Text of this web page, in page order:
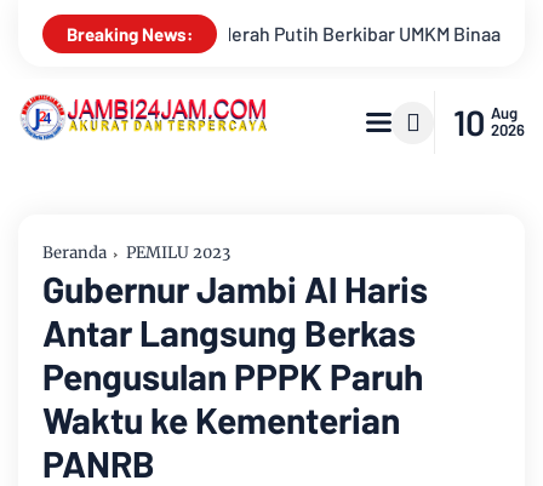
Breaking News:
Binaan Hingga Donor Darah Semarakkan HUT RI Ke-81 Di
10 Aug
2026
Beranda PEMILU 2023
Gubernur Jambi Al Haris
Antar Langsung Berkas
Pengusulan PPPK Paruh
Waktu ke Kementerian
PANRB